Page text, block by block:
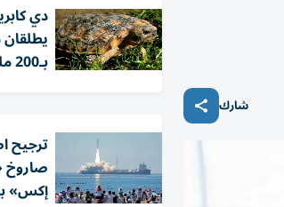
شارك
دي
بـ200 مليون دولار
ترجيح
إكس»